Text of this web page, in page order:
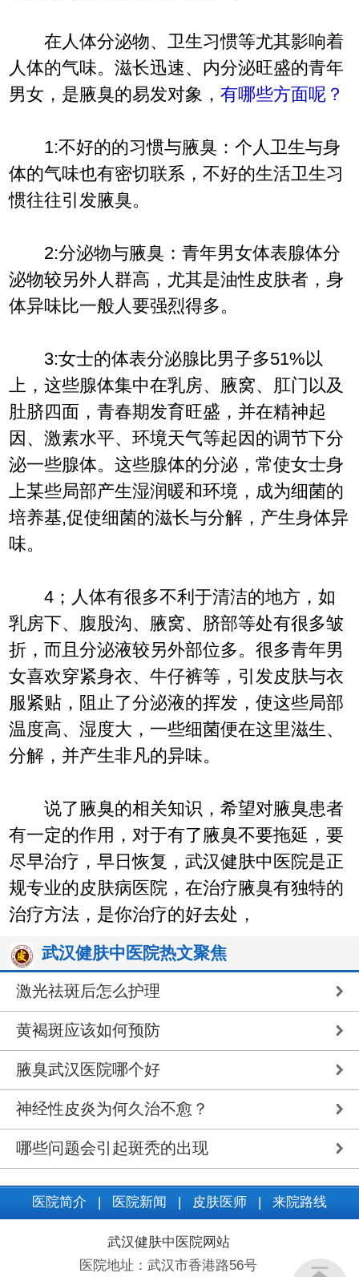
在人体分泌物、卫生习惯等尤其影响着
人体的气味。滋长迅速、内分泌旺盛的青年
男女，是腋臭的易发对象，有哪些方面呢？
1:不好的的习惯与腋臭：个人卫生与身
体的气味也有密切联系，不好的生活卫生习
惯往往引发腋臭。
2:分泌物与腋臭：青年男女体表腺体分
泌物较另外人群高，尤其是油性皮肤者，身
体异味比一般人要强烈得多。
3:女士的体表分泌腺比男子多51%以
上，这些腺体集中在乳房、腋窝、肛门以及
肚脐四面，青春期发育旺盛，并在精神起
因、激素水平、环境天气等起因的调节下分
泌一些腺体。这些腺体的分泌，常使女士身
上某些局部产生湿润暖和环境，成为细菌的
培养基,促使细菌的滋长与分解，产生身体异
味。
4；人体有很多不利于清洁的地方，如
乳房下、腹股沟、腋窝、脐部等处有很多皱
折，而且分泌液较另外部位多。很多青年男
女喜欢穿紧身衣、牛仔裤等，引发皮肤与衣
服紧贴，阻止了分泌液的挥发，使这些局部
温度高、湿度大，一些细菌便在这里滋生、
分解，并产生非凡的异味。
说了腋臭的相关知识，希望对腋臭患者
有一定的作用，对于有了腋臭不要拖延，要
尽早治疗，早日恢复，武汉健肤中医院是正
规专业的皮肤病医院，在治疗腋臭有独特的
治疗方法，是你治疗的好去处，
武汉健肤中医院热文聚焦
激光祛斑后怎么护理
黄褐斑应该如何预防
腋臭武汉医院哪个好
神经性皮炎为何久治不愈？
哪些问题会引起斑秃的出现
医院简介 | 医院新闻 | 皮肤医师 | 来院路线
武汉健肤中医院网站
医院地址：武汉市香港路56号